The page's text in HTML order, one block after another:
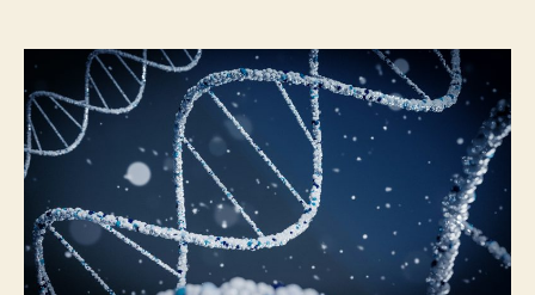
en
français
French
Science